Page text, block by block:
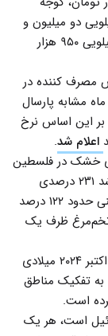
پیاز کیلویی دو میلیون و
۳۰۰ هزار تومان، خرما کیلو ۶۰۰ هزار تومان، مرغ کیلویی ۹۵۰ هزار
مصرف کننده در
مقایسه با ماه مشابه پارسال
بر این اساس نرخ
اعلام شد.
خشک در فلسطین
در یک ماه (سپتامبر نسبت به آگوست ۲۰۲۴) با رشد ۲۳۱ درصدی
همراه بود، همچنین شاخص قیمت گروه سیب‌زمینی حدود ۱۲۲ درصد
ظرف یک
دیگری که ۱۴ اکتبر ۲۰۲۴ میلادی
به تفکیک مناطق
است.
است، هر یک